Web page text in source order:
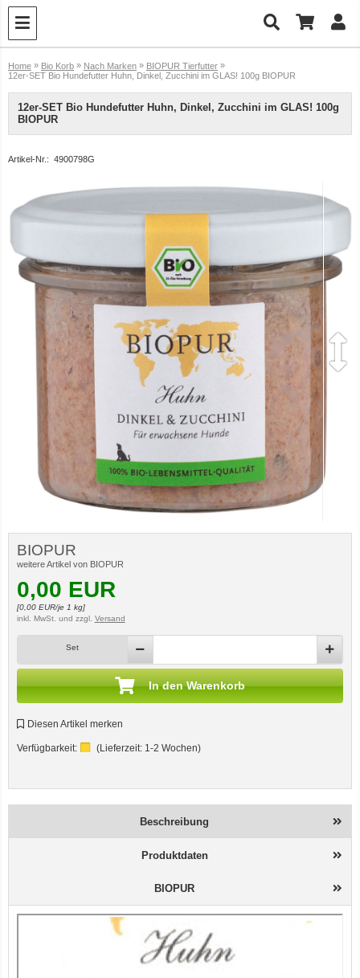
Home » Bio Korb » Nach Marken » BIOPUR Tierfutter »
12er-SET Bio Hundefutter Huhn, Dinkel, Zucchini im GLAS! 100g BIOPUR
12er-SET Bio Hundefutter Huhn, Dinkel, Zucchini im GLAS! 100g
BIOPUR
Artikel-Nr.: 4900798G
BIOPUR
weitere Artikel von BIOPUR
0,00 EUR
[0,00EUR/je 1 kg]
inkl. MwSt. und zzgl. Versand
Set
In den Warenkorb
Diesen Artikel merken
Verfügbarkeit: (Lieferzeit: 1-2 Wochen)
Beschreibung
Produktdaten
BIOPUR